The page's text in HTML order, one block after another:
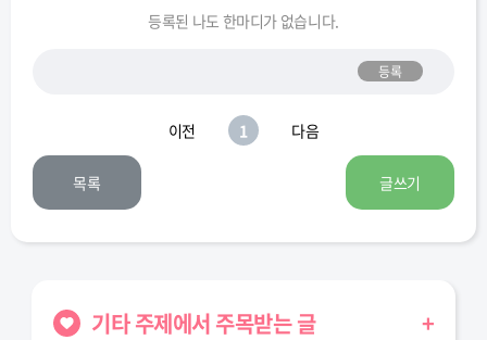
등록된 나도 한마디가 없습니다.
등록
이전 1 다음
목록 글쓰기
기타 주제에서 주목받는 글 +